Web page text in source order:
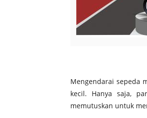
Mengendarai sepeda
kecil. Hanya saja,
memutuskan untuk